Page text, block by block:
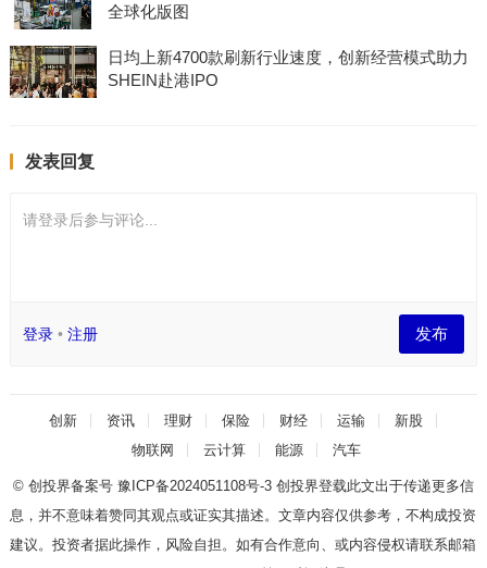
全球化版图
日均上新4700款刷新行业速度，创新经营模式助力
SHEIN赴港IPO
发表回复
请登录后参与评论...
登录• 注册 发布
创新 资讯 理财 保险 财经 运输
新股
物联网
云计算 能源 汽车
© 创投界备案号 豫ICP备2024051108号-3 创投界登载此文出于传递更多信
息，并不意味着赞同其观点或证实其描述。文章内容仅供参考，不构成投资
建议。投资者据此操作，风险自担。如有合作意向、或内容侵权请联系邮箱